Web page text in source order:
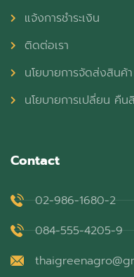
แจ้งการชำระเงิน
ติดต่อเรา
นโยบายการจัดส่งสินค้า
นโยบายการเปลี่ยน คื
Contact
02-986-1680-2
084-555-4205-9